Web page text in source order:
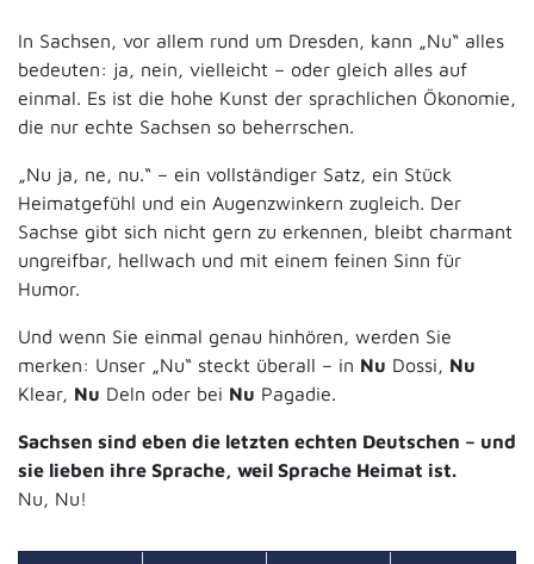
In Sachsen, vor allem rund um Dresden, kann „Nu“ alles
bedeuten: ja, nein, vielleicht – oder gleich alles auf
einmal. Es ist die hohe Kunst der sprachlichen Ökonomie,
die nur echte Sachsen so beherrschen.
„Nu ja, ne, nu.“ – ein vollständiger Satz, ein Stück
Heimatgefühl und ein Augenzwinkern zugleich. Der
Sachse gibt sich nicht gern zu erkennen, bleibt charmant
ungreifbar, hellwach und mit einem feinen Sinn für
Humor.
Und wenn Sie einmal genau hinhören, werden Sie
merken: Unser „Nu“ steckt überall – in Nu Dossi, Nu
Klear, Nu Deln oder bei Nu Pagadie.
Sachsen sind eben die letzten echten Deutschen – und
sie lieben ihre Sprache, weil Sprache Heimat ist.
Nu, Nu!